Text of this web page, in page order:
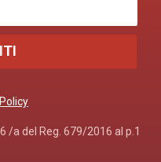
/a del Reg. 679/2016 al p.1